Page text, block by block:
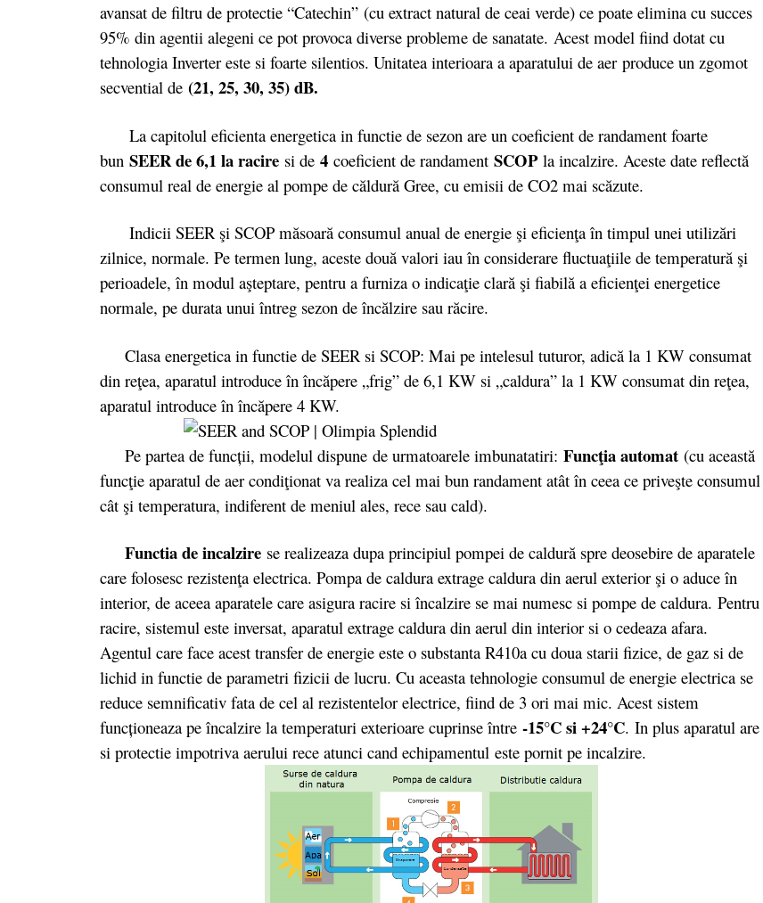
avansat de filtru de protectie “Catechin” (cu extract natural de ceai verde) ce poate elimina cu succes
95% din agentii alegeni ce pot provoca diverse probleme de sanatate. Acest model fiind dotat cu
tehnologia Inverter este si foarte silentios. Unitatea interioara a aparatului de aer produce un zgomot
secvential de (21, 25, 30, 35) dB.
La capitolul eficienta energetica in functie de sezon are un coeficient de randament foarte
bun SEER de 6,1 la racire si de 4 coeficient de randament SCOP la incalzire. Aceste date reflectă
consumul real de energie al pompe de căldură Gree, cu emisii de CO2 mai scăzute.
Indicii SEER şi SCOP măsoară consumul anual de energie şi eficienţa în timpul unei utilizări
zilnice, normale. Pe termen lung, aceste două valori iau în considerare fluctuaţiile de temperatură şi
perioadele, în modul aşteptare, pentru a furniza o indicaţie clară şi fiabilă a eficienţei energetice
normale, pe durata unui întreg sezon de încălzire sau răcire.
Clasa energetica in functie de SEER si SCOP: Mai pe intelesul tuturor, adică la 1 KW consumat
din reţea, aparatul introduce în încăpere „frig” de 6,1 KW si „caldura” la 1 KW consumat din reţea,
aparatul introduce în încăpere 4 KW.
Pe partea de funcții, modelul dispune de urmatoarele imbunatatiri: Funcţia automat (cu această
funcţie aparatul de aer condiţionat va realiza cel mai bun randament atât în ceea ce priveşte consumul
cât şi temperatura, indiferent de meniul ales, rece sau cald).
Functia de incalzire se realizeaza dupa principiul pompei de caldură spre deosebire de aparatele
care folosesc rezistenţa electrica. Pompa de caldura extrage caldura din aerul exterior şi o aduce în
interior, de aceea aparatele care asigura racire si încalzire se mai numesc si pompe de caldura. Pentru
racire, sistemul este inversat, aparatul extrage caldura din aerul din interior si o cedeaza afara.
Agentul care face acest transfer de energie este o substanta R410a cu doua starii fizice, de gaz si de
lichid in functie de parametri fizicii de lucru. Cu aceasta tehnologie consumul de energie electrica se
reduce semnificativ fata de cel al rezistentelor electrice, fiind de 3 ori mai mic. Acest sistem
funcționeaza pe încalzire la temperaturi exterioare cuprinse între -15°C si +24°C. In plus aparatul are
si protectie impotriva aerului rece atunci cand echipamentul este pornit pe incalzire.